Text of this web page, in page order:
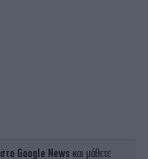
στο Google News και μάθετε